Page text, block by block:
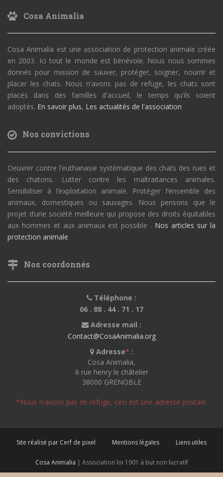
Cosa Animalia
Cosa Animalia est une association de protection animale créée
en 2003. Ici tout le monde est bénévole. Nous nous sommes
donnés pour mission de sauver, protéger, soigner, nourrir et
placer les chats. Nous n'avons pas de refuge, les chats sont
placés dans des familles d'accueil, le temps qu'ils soient
adoptés. En savoir plus, Les actualités de l'association
Nos convictions
Oeuvrer contre l’euthanasie systématique des chats des rues et
des chatons. Lutter contre les maltraitances animales.
Sensibiliser à l’exploitation animale. Protéger l’ensemble des
animaux, domestiques ou sauvages. Nous pensons que le
projet d’une société meilleure qui propose des droits équitables
aux hommes et aux animaux est possible . Nos articles sur la
protection animale
Nos coordonnés
Téléphone :
06 . 88 . 44 . 71 . 17
Adresse mail :
Contact@CosaAnimalia.org
Adresse* :
Cosa Animalia,
6 rue henry le châtelier
38000 GRENOBLE
*Nous n'avons pas de refuge, ceci est une adresse postale.
Site réalisé par Cerf de pixel Mentions légales Liens utiles
Cosa Animalia | Association loi 1901 à but non lucratif